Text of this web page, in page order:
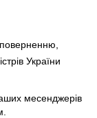
України
месенджерів